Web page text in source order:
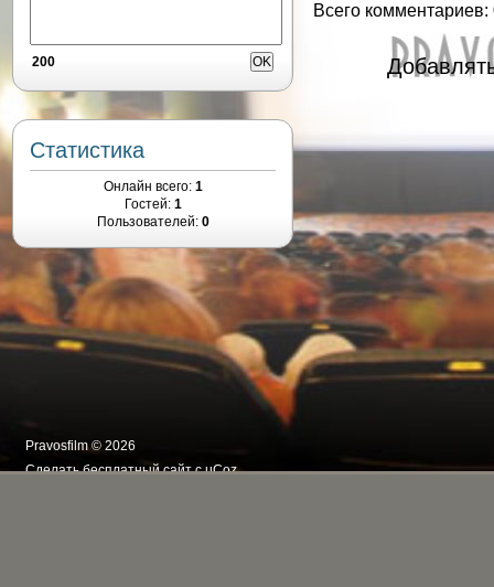
Всего комментариев:
200
Статистика
Онлайн всего: 1
Гостей: 1
Пользователей: 0
Pravosfilm © 2026
Сделатьбесплатный сайтсuCoz